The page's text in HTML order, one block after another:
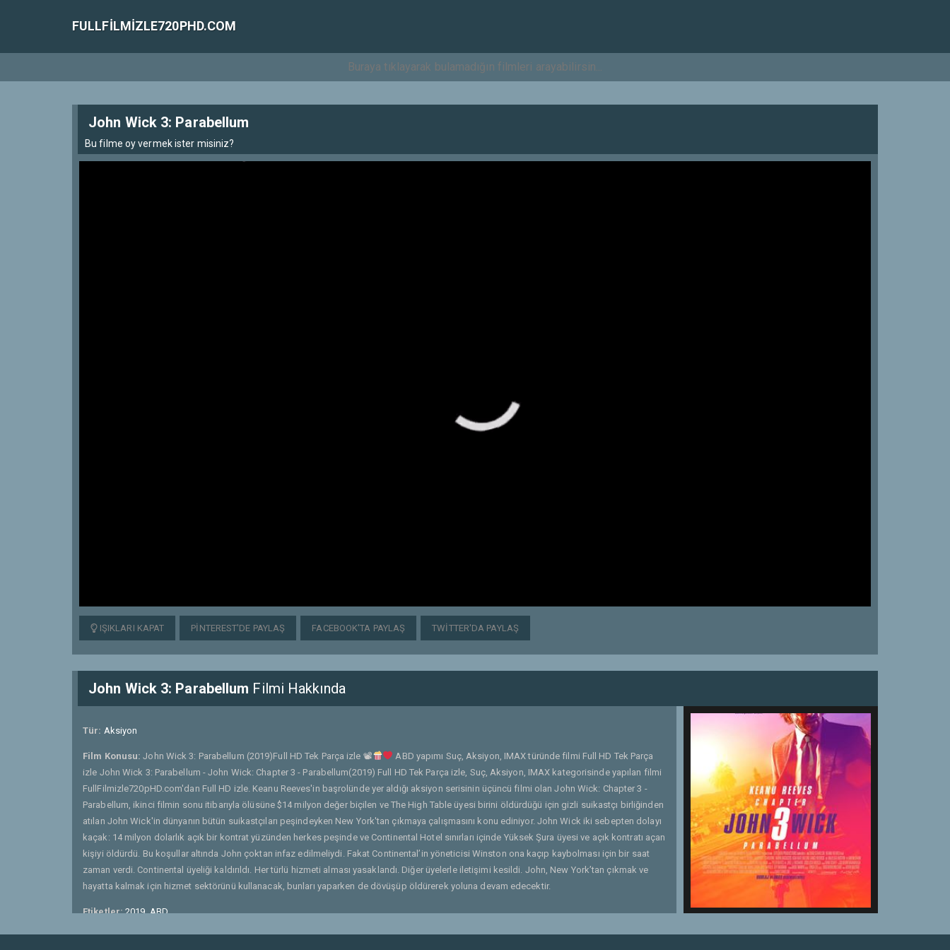
FULLFILMIZLE720PHD.COM
John Wick 3: Parabellum
Bu filme oy vermek ister misiniz?
IŞIKLARI KAPAT PINTEREST'DE PAYLAŞ FACEBOOK'TA PAYLAŞ TWITTER'DA PAYLAŞ
John Wick 3: Parabellum Filmi Hakkında
Tür: Aksiyon
Film Konusu:John Wick 3: Parabellum (2019)Full HD Tek Parça izle 📽
ABD yapımı Suç, Aksiyon, IMAX türünde filmi Full HD Tek Parça
izle John Wick 3: Parabellum - John Wick: Chapter 3 - Parabellum(2019) Full HD Tek Parça izle, Suç, Aksiyon, IMAX kategorisinde yapılan filmi
FullFilmizle720pHD.com'dan Full HD izle. Keanu Reeves'in başrolünde yer aldığı aksiyon serisinin üçüncü filmi olan John Wick: Chapter 3 -
Parabellum, ikinci filmin sonu itibarıyla ölüsüne $14 milyon değer biçilen ve The High Table üyesi birini öldürdüğü için gizli suikastçı birliğinden
atılan John Wick'in dünyanın bütün suikastçıları peşindeyken New York'tan çıkmaya çalışmasını konu ediniyor. John Wick iki sebepten dolayı
kaçak: 14 milyon dolarlık açık bir kontrat yüzünden herkes peşinde ve Continental Hotel sınırları içinde Yüksek Şura üyesi ve açık kontratı açan
kişiyi öldürdü. Bu koşullar altında John çoktan infaz edilmeliydi. Fakat Continental’in yöneticisi Winston ona kaçıp kaybolması için bir saat
zaman verdi. Continental üyeliği kaldırıldı. Her türlü hizmeti alması yasaklandı. Diğer üyelerle iletişimi kesildi. John, New York’tan çıkmak ve
hayatta kalmak için hizmet sektörünü kullanacak, bunları yaparken de dövüşüp öldürerek yoluna devam edecektir.
Etiketler:2019,ABD